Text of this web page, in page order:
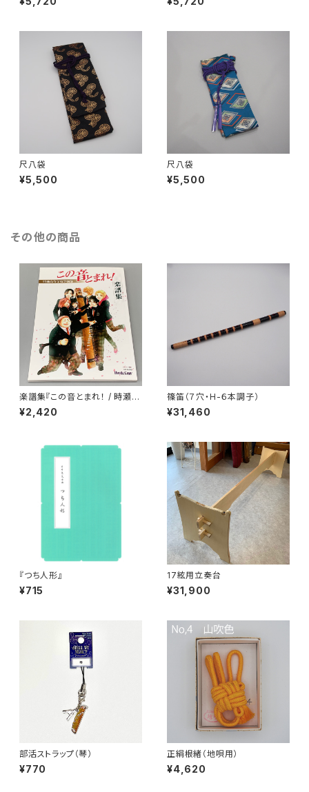
尺八袋
¥5,500
尺八袋
¥5,500
その他の商品
楽譜集『この音とまれ！ / 時瀬高
等学校箏曲部』
¥2,420
篠笛（７穴・H-６本調子）
¥31,460
『つち人形』
¥715
17絃用立奏台
¥31,900
部活ストラップ（琴）
¥770
正絹根緒（地唄用）
¥4,620